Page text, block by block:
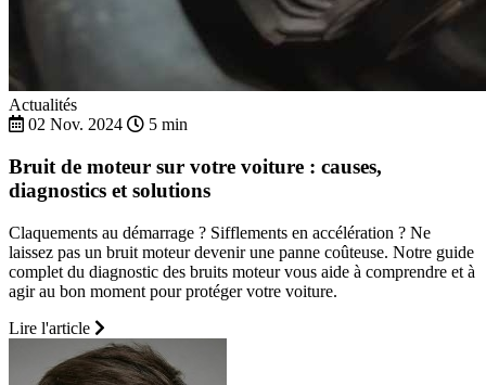
Actualités
02 Nov. 2024
5 min
Bruit de moteur sur votre voiture : causes,
diagnostics et solutions
Claquements au démarrage ? Sifflements en accélération ? Ne
laissez pas un bruit moteur devenir une panne coûteuse. Notre guide
complet du diagnostic des bruits moteur vous aide à comprendre et à
agir au bon moment pour protéger votre voiture.
Lire l'article